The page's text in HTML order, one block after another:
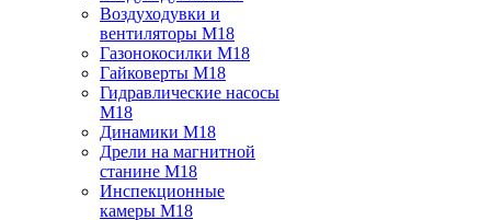
Воздуходувки и
вентиляторы M18
Газонокосилки M18
Гайковерты M18
Гидравлические насосы
M18
Динамики M18
Дрели на магнитной
станине M18
Инспекционные
камеры M18